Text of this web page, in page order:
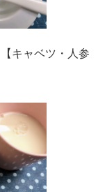
キャベツ・人参